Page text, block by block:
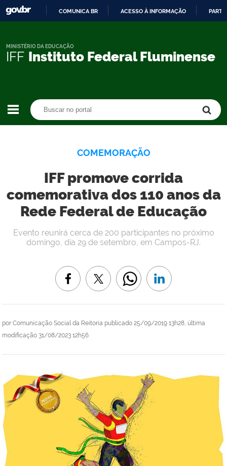
CONTEÚDO
COMUNICA BR ACESSO À INFORMAÇÃO
IFF Instituto Federal Fluminense
MINISTÉRIO DA EDUCAÇÃO
COMEMORAÇÃO
IFF promove corrida
comemorativa dos 110 anos da
Rede Federal de Educação
por Comunicação Social da Reitoria publicado 25/09/2019 13h28, última
modificação 31/08/2023 12h56
Evento reunirá cerca de 200 participantes no próximo
domingo, dia 29 de setembro, em Campos-RJ.